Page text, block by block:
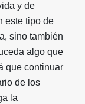
y de
este tipo de
sino también
algo que
que continuar
de los
la